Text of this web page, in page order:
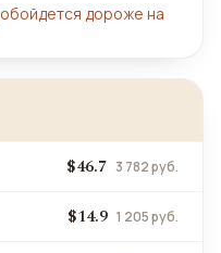
обойдется дороже на
$46.7 3 782 руб.
$14.9 1 205 руб.